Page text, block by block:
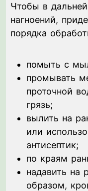
Чтобы в
нагноений,
порядка
помыть с
промывать
проточной
грязь;
вылить на
или
антисептик;
по краям
надавить на
образом,